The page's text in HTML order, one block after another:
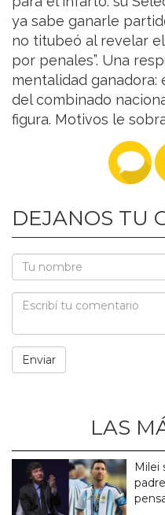
ya sabe ganarle
no titubeó al revelar
por penales”. Una
mentalidad ganadora:
del combinado
figura. Motivos le
DEJANOS TU
LAS
Milei